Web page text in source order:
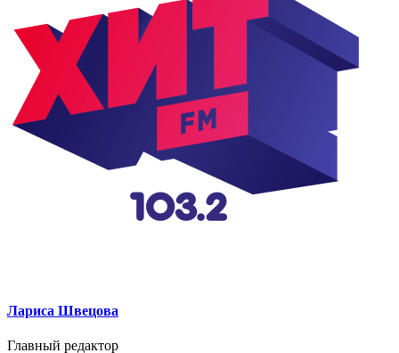
Лариса Швецова
Главный редактор